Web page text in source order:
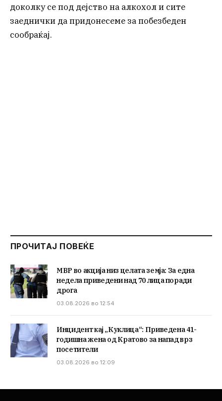
доколку се под дејство на алкохол и сите
заеднички да придонесеме за побезбеден
сообраќај.
ПРОЧИТАЈ ПОВЕЌЕ
МВР во акција низ целата земја: За една
недела приведени над 70 лица поради
дрога
03.08.2026 во 12:54
Инцидент кај „Куклица“: Приведена 41-
годишна жена од Кратово за напад врз
посетители
03.08.2026 во 12:09